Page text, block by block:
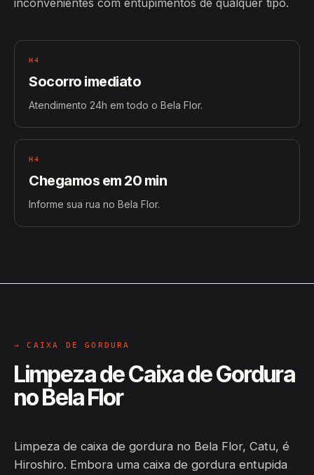
inconvenientes com entupimentos de qualquer tipo.
H4
Socorro imediato
Atendimento 24h em todo o Bela Flor.
H4
Chegamos em 20 min
Informe sua rua no Bela Flor.
→ CAIXA DE GORDURA
Limpeza de Caixa de Gordura
no Bela Flor
Limpeza de caixa de gordura no Bela Flor, Catu, é
Hiroshiro. Embora uma caixa de gordura entupida